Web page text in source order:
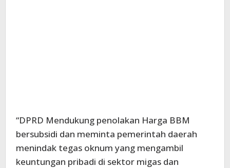
“DPRD Mendukung penolakan Harga BBM
bersubsidi dan meminta pemerintah daerah
menindak tegas oknum yang mengambil
keuntungan pribadi di sektor migas dan